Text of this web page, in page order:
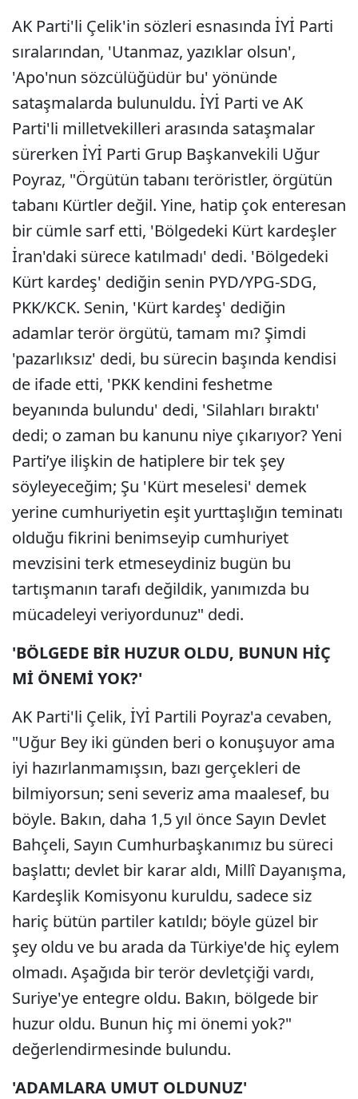
AK Parti'li Çelik'in sözleri esnasında İYİ Parti
sıralarından, 'Utanmaz, yazıklar olsun',
'Apo'nun sözcülüğüdür bu' yönünde
sataşmalarda bulunuldu. İYİ Parti ve AK
Parti'li milletvekilleri arasında sataşmalar
sürerken İYİ Parti Grup Başkanvekili Uğur
Poyraz, "Örgütün tabanı teröristler, örgütün
tabanı Kürtler değil. Yine, hatip çok enteresan
bir cümle sarf etti, 'Bölgedeki Kürt kardeşler
İran'daki sürece katılmadı' dedi. 'Bölgedeki
Kürt kardeş' dediğin senin PYD/YPG-SDG,
PKK/KCK. Senin, 'Kürt kardeş' dediğin
adamlar terör örgütü, tamam mı? Şimdi
'pazarlıksız' dedi, bu sürecin başında kendisi
de ifade etti, 'PKK kendini feshetme
beyanında bulundu' dedi, 'Silahları bıraktı'
dedi; o zaman bu kanunu niye çıkarıyor? Yeni
Parti’ye ilişkin de hatiplere bir tek şey
söyleyeceğim; Şu 'Kürt meselesi' demek
yerine cumhuriyetin eşit yurttaşlığın teminatı
olduğu fikrini benimseyip cumhuriyet
mevzisini terk etmeseydiniz bugün bu
tartışmanın tarafı değildik, yanımızda bu
mücadeleyi veriyordunuz" dedi.
'BÖLGEDE BİR HUZUR OLDU, BUNUN HİÇ
Mİ ÖNEMİ YOK?'
AK Parti'li Çelik, İYİ Partili Poyraz'a cevaben,
"Uğur Bey iki günden beri o konuşuyor ama
iyi hazırlanmamışsın, bazı gerçekleri de
bilmiyorsun; seni severiz ama maalesef, bu
böyle. Bakın, daha 1,5 yıl önce Sayın Devlet
Bahçeli, Sayın Cumhurbaşkanımız bu süreci
başlattı; devlet bir karar aldı, Millî Dayanışma,
Kardeşlik Komisyonu kuruldu, sadece siz
hariç bütün partiler katıldı; böyle güzel bir
şey oldu ve bu arada da Türkiye'de hiç eylem
olmadı. Aşağıda bir terör devletçiği vardı,
Suriye'ye entegre oldu. Bakın, bölgede bir
huzur oldu. Bunun hiç mi önemi yok?"
değerlendirmesinde bulundu.
'ADAMLARA UMUT OLDUNUZ'